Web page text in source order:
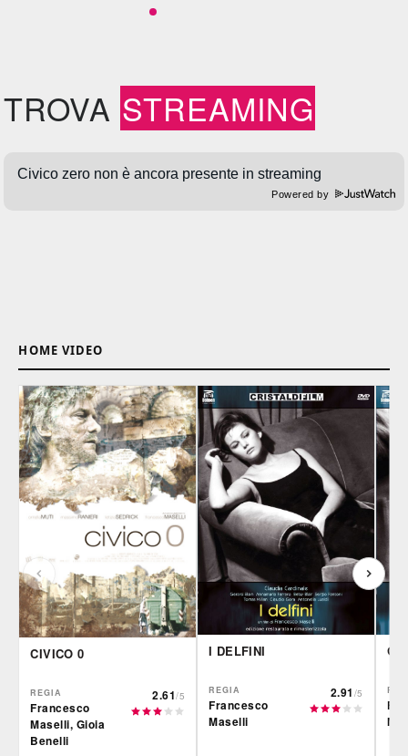
TROVA STREAMING
Powered by
HOME VIDEO
CIVICO 0
REGIA
Francesco
Maselli, Gioia
Benelli
2.61/5
I DELFINI
REGIA
Francesco
Maselli
2.91 /5